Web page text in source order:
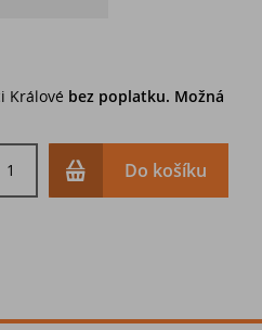
Králové bez poplatku. Možná
Do košíku